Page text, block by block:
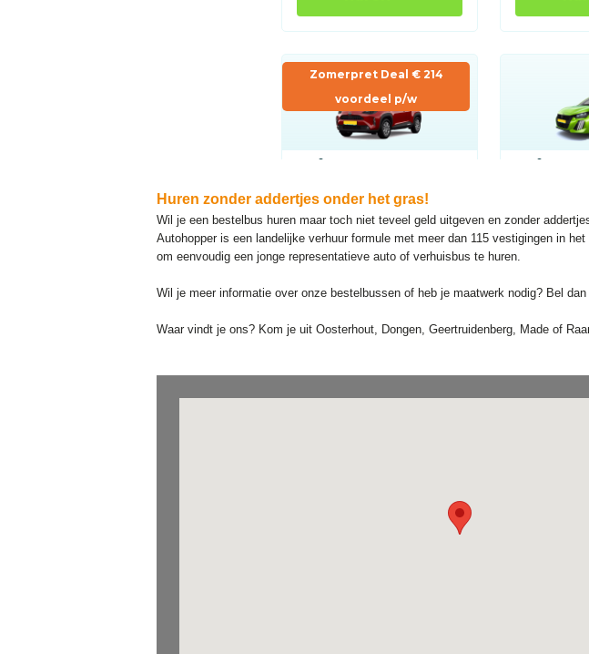
Huren zonder addertjes onder het gras!
Wil je een bestelbus huren maar toch niet teveel geld uitgeven en zonder
Autohopper is een landelijke verhuur formule met meer dan 115 vestigingen in
om eenvoudig een jonge representatieve auto of verhuisbus te huren.
Wil je meer informatie over onze bestelbussen of heb je maatwerk nodig? Bel
Waar vindt je ons? Kom je uit Oosterhout, Dongen, Geertruidenberg, Made of